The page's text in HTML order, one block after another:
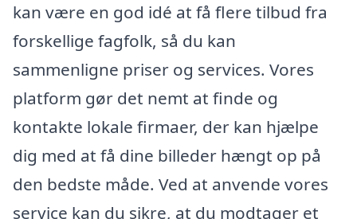
kan være en god idé at få flere tilbud fra
forskellige fagfolk, så du kan
sammenligne priser og services. Vores
platform gør det nemt at finde og
kontakte lokale firmaer, der kan hjælpe
dig med at få dine billeder hængt op på
den bedste måde. Ved at anvende vores
service kan du sikre, at du modtager et